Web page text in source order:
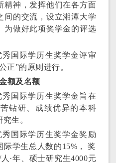
精神，发挥他们在各方面
间的交流，设立湘潭大学
为做好此项奖学金的评选
国际学历生奖学金评审
正”的原则进行。
额及名额
国际学历生奖学金旨在
钻研、成绩优异的本科
生。
国际学历生奖学金奖励
学生总人数的15%， 奖
·年、硕士研究生4000元